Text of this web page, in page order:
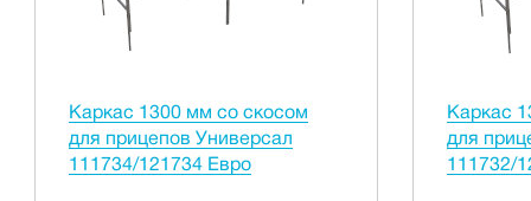
Каркас 1300 мм со скосом
для прицепов Универсал
111734/121734 Евро
Каркас
для
111732/